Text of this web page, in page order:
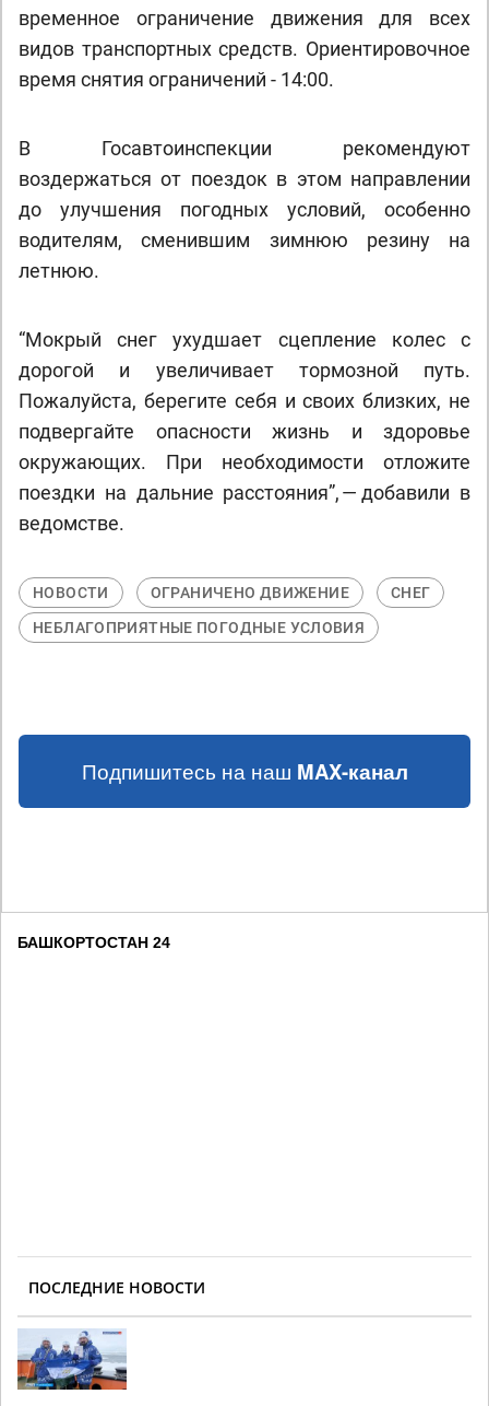
временное ограничение движения для всех
видов транспортных средств. Ориентировочное
время снятия ограничений - 14:00.
В Госавтоинспекции рекомендуют
воздержаться от поездок в этом направлении
до улучшения погодных условий, особенно
водителям, сменившим зимнюю резину на
летнюю.
“Мокрый снег ухудшает сцепление колес с
дорогой и увеличивает тормозной путь.
Пожалуйста, берегите себя и своих близких, не
подвергайте опасности жизнь и здоровье
окружающих. При необходимости отложите
поездки на дальние расстояния”, — добавили в
ведомстве.
НОВОСТИ ОГРАНИЧЕНО ДВИЖЕНИЕ
СНЕГ
НЕБЛАГОПРИЯТНЫЕ ПОГОДНЫЕ УСЛОВИЯ
Подпишитесь на наш MAX-канал
БАШКОРТОСТАН 24
ПОСЛЕДНИЕ НОВОСТИ